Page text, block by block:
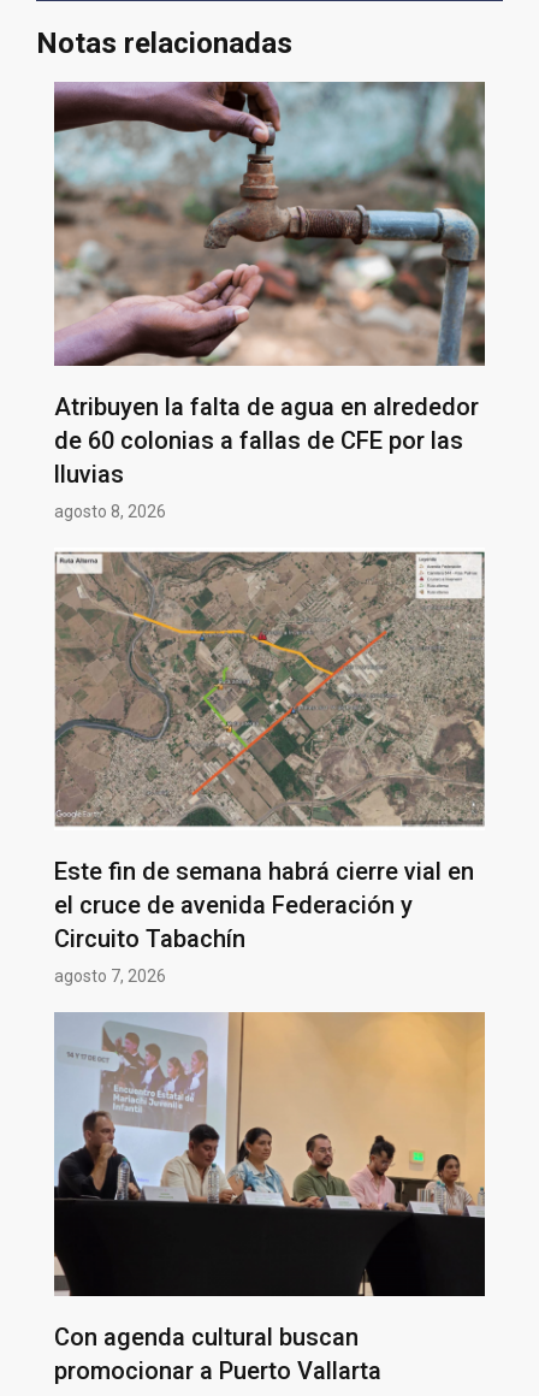
Notas relacionadas
Atribuyen la falta de agua en alrededor
de 60 colonias a fallas de CFE por las
lluvias
agosto 8, 2026
Este fin de semana habrá cierre vial en
el cruce de avenida Federación y
Circuito Tabachín
agosto 7, 2026
Con agenda cultural buscan
promocionar a Puerto Vallarta